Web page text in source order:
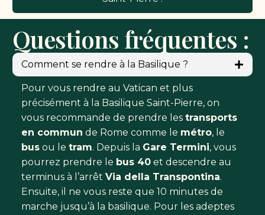
Questions fréquentes :
Comment se rendre à la Basilique ?
Pour vous rendre au Vatican et plus
précisément à la Basilique Saint-Pierre, on
vous recommande de prendre les transports
en commun de Rome comme le métro, le
busou le tram. Depuis la Gare Termini, vous
pourrez prendre le bus 40et descendre au
terminus à l’arrêt Via della Transpontina.
Ensuite, il ne vous reste que 10 minutes de
marche jusqu’à la basilique. Pour les adeptes